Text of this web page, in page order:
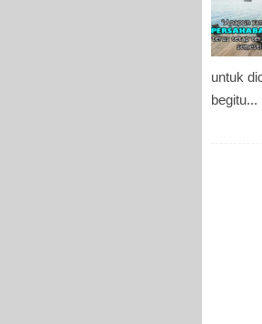
untuk
begitu...